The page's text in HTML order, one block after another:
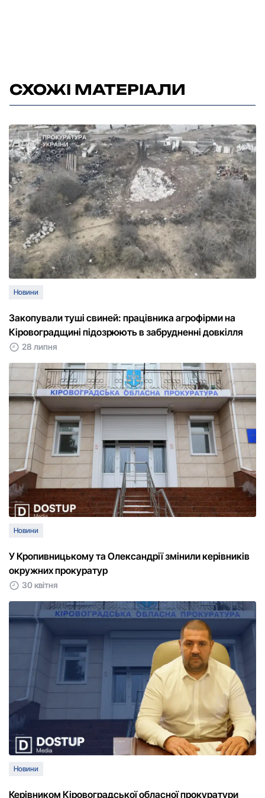
СХОЖІ МАТЕРІАЛИ
Новини
Закопували туші свиней: працівника агрофірми на
Кіровоградщині підозрюють в забрудненні довкілля
28 липня
Новини
У Кропивницькому та Олександрії змінили керівників
окружних прокуратур
30 квітня
Новини
Керівником Кіровоградської обласної прокуратури